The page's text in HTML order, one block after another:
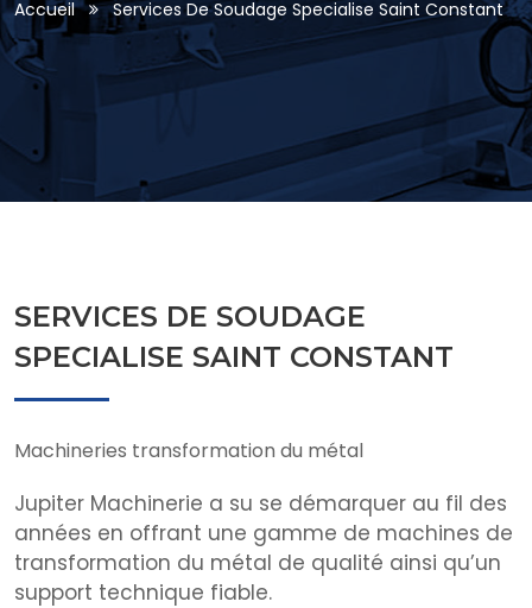
Accueil Services De Soudage Specialise Saint Constant
SERVICES DE SOUDAGE
SPECIALISE SAINT CONSTANT
Machineries transformation du métal
Jupiter Machinerie a su se démarquer au fil des
années en offrant une gamme de machines de
transformation du métal de qualité ainsi qu’un
support technique fiable.